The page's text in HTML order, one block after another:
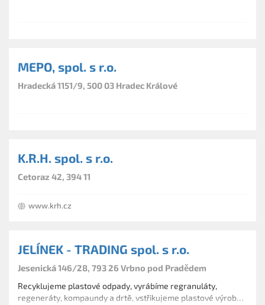
MEPO, spol. s r.o.
Hradecká 1151/9, 500 03 Hradec Králové
K.R.H. spol. s r.o.
Cetoraz 42, 394 11
www.krh.cz
JELÍNEK - TRADING spol. s r.o.
Jesenická 146/28, 793 26 Vrbno pod Pradědem
Recyklujeme plastové odpady, vyrábíme regranuláty,
regeneráty, kompaundy a drtě, vstřikujeme plastové výrobky,